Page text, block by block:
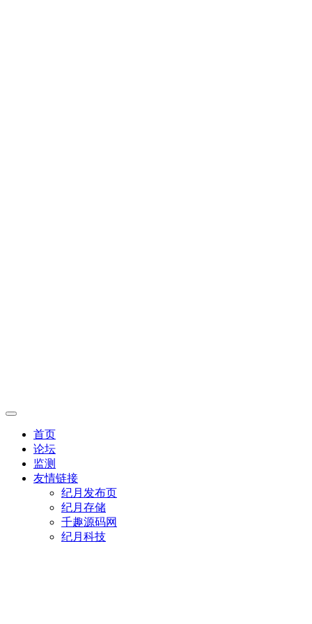
首页
论坛
监测
友情链接
纪月发布页
纪月存储
千趣源码网
纪月科技